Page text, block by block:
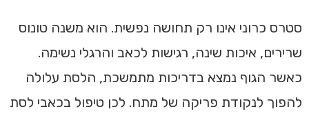
סטרס כרוני אינו רק תחושה נפשית. הוא משנה טונוס
שרירים, איכות שינה, רגישות לכאב והרגלי נשימה.
כאשר הגוף נמצא בדריכות מתמשכת, הלסת עלולה
להפוך לנקודת פריקה של מתח. לכן טיפול בכאבי לסת